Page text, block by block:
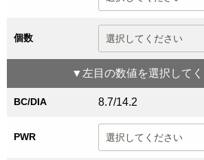
個数
▼ 左目 の数値を選択して
BC/DIA 8.7/14.2
PWR